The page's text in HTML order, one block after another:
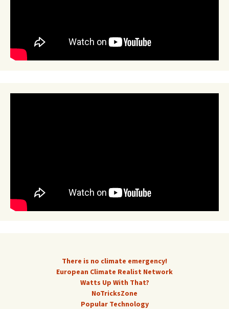
There is no climate emergency!
European Climate Realist Network
Watts Up With That?
NoTricksZone
Popular Technology